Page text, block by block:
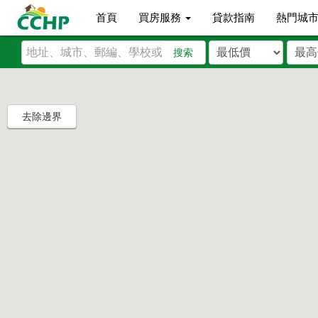
首頁 買房服務 貸款指南 熱門城
搜索
去除邊界